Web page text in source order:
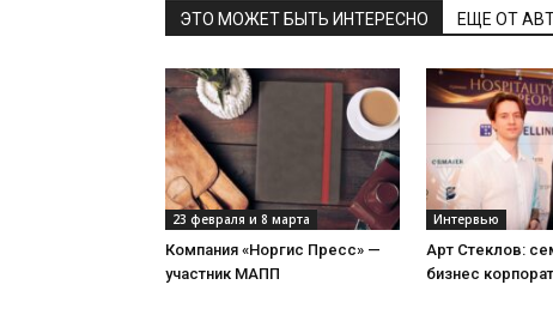
ЭТО МОЖЕТ БЫТЬ ИНТЕРЕСНО ЕЩЕ ОТ
23 февраля и 8 марта
Компания «Норгис Пресс» —
участник МАПП
Интервью
Арт Стеклов:
бизнес